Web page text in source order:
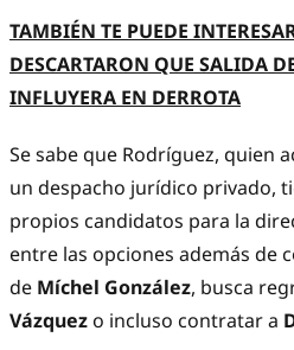
TAMBIÉN TE PUEDE
DESCARTARON QUE SALIDA
INFLUYERA EN DERROTA
Se sabe que Rodríguez, quien
un despacho jurídico privado,
propios candidatos para la
entre las opciones además de
de Míchel González, busca
Vázquez o incluso contratar a